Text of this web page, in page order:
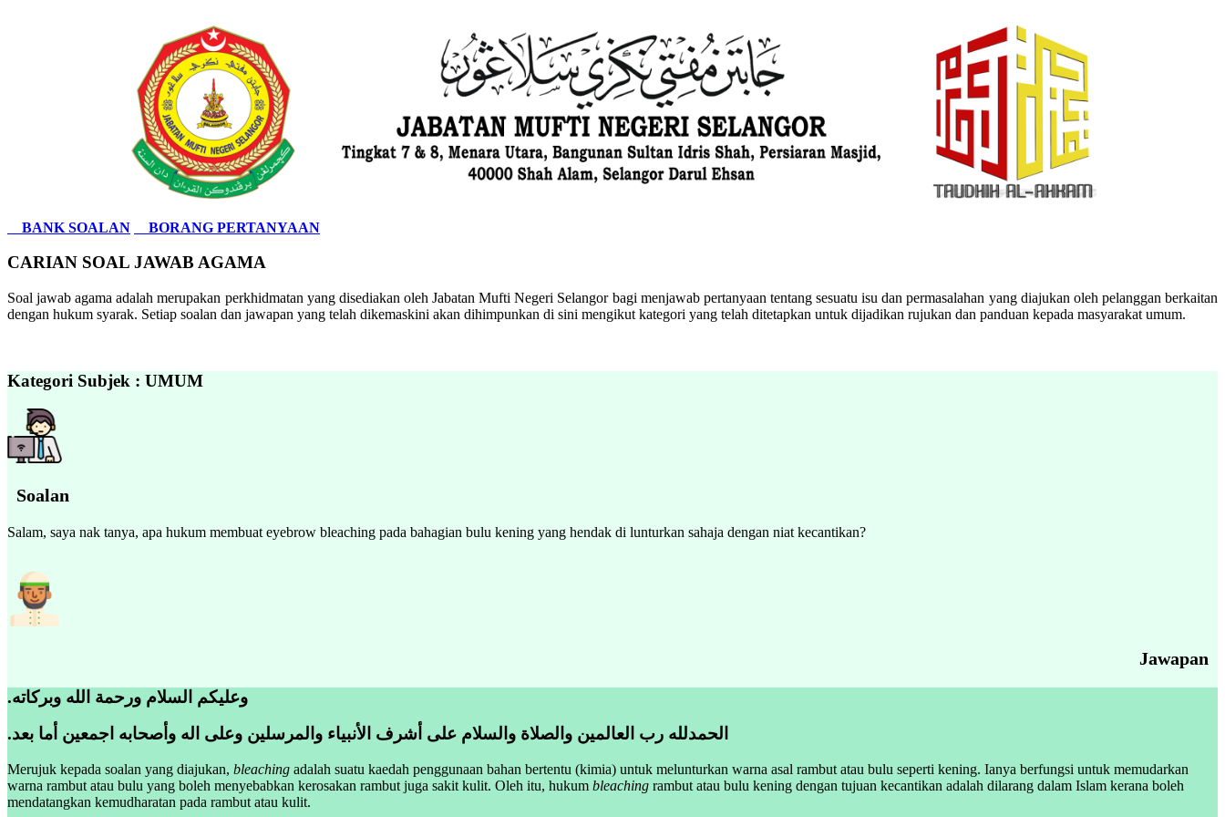
BANK SOALAN BORANG PERTANYAAN
CARIAN SOAL JAWAB AGAMA
Soal jawab agama adalah merupakan perkhidmatan yang disediakan oleh Jabatan Mufti Negeri Selangor bagi menjawab pertanyaan tentang sesuatu isu dan permasalahan yang diajukan oleh pelanggan berkaitan
dengan hukum syarak. Setiap soalan dan jawapan yang telah dikemaskini akan dihimpunkan di sini mengikut kategori yang telah ditetapkan untuk dijadikan rujukan dan panduan kepada masyarakat umum.
Kategori Subjek : UMUM
Soalan
Salam, saya nak tanya, apa hukum membuat eyebrow bleaching pada bahagian bulu kening yang hendak di lunturkan sahaja dengan niat kecantikan?
Jawapan
.وعليكم السلام ورحمة الله وبركاته
.الحمدلله رب العالمين والصلاة والسلام على أشرف الأنبياء والمرسلين وعلى اله وأصحابه اجمعين أما بعد
Merujuk kepada soalan yang diajukan, bleaching adalah suatu kaedah penggunaan bahan bertentu (kimia) untuk melunturkan warna asal rambut atau bulu seperti kening. Ianya berfungsi untuk memudarkan
warna rambut atau bulu yang boleh menyebabkan kerosakan rambut juga sakit kulit. Oleh itu, hukum bleaching rambut atau bulu kening dengan tujuan kecantikan adalah dilarang dalam Islam kerana boleh
mendatangkan kemudharatan pada rambut atau kulit.